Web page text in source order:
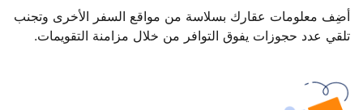
أضِف معلومات عقارك بسلاسة من مواقع السفر الأخرى وتجنب
تلقي عدد حجوزات يفوق التوافر من خلال مزامنة التقويمات.